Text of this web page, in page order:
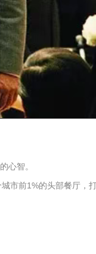
心智。
市前1%的头部餐厅，